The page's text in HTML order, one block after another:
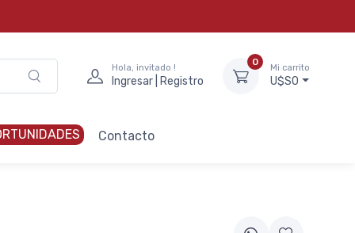
Hola, invitado !
Ingresar | Registro
0
Mi carrito
U$S0
Contacto